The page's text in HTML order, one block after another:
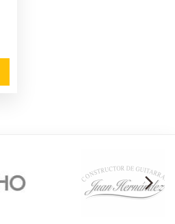
arrow_forward_ios